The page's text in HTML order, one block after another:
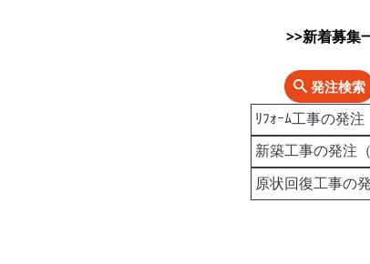
>>新着募集
発注検索